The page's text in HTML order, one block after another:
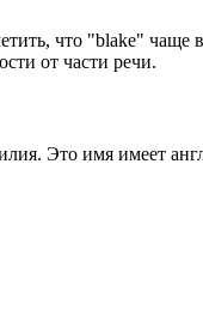
что "blake" чаще
от части речи.
Это имя имеет